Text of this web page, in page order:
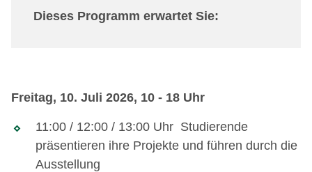
Dieses Programm erwartet Sie:
Freitag, 10. Juli 2026, 10 - 18 Uhr
11:00 / 12:00 / 13:00 Uhr Studierende
präsentieren ihre Projekte und führen durch die
Ausstellung